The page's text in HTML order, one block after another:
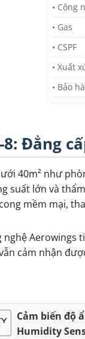
• Công
• Gas
• CSPF
• Xuất
• Bảo
8: Đẳng
40m² như
suất lớn và
mềm mại,
cảm nhận
Cảm biến độ
Humidity